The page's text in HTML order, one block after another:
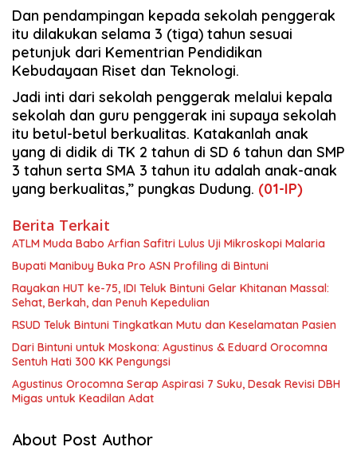
Dan pendampingan kepada sekolah penggerak
itu dilakukan selama 3 (tiga) tahun sesuai
petunjuk dari Kementrian Pendidikan
Kebudayaan Riset dan Teknologi.
Jadi inti dari sekolah penggerak melalui kepala
sekolah dan guru penggerak ini supaya sekolah
itu betul-betul berkualitas. Katakanlah anak
yang di didik di TK 2 tahun di SD 6 tahun dan SMP
3 tahun serta SMA 3 tahun itu adalah anak-anak
yang berkualitas,” pungkas Dudung. (01-IP)
Berita Terkait
ATLM Muda Babo Arfian Safitri Lulus Uji Mikroskopi Malaria
Bupati Manibuy Buka Pro ASN Profiling di Bintuni
Rayakan HUT ke-75, IDI Teluk Bintuni Gelar Khitanan Massal:
Sehat, Berkah, dan Penuh Kepedulian
RSUD Teluk Bintuni Tingkatkan Mutu dan Keselamatan Pasien
Dari Bintuni untuk Moskona: Agustinus & Eduard Orocomna
Sentuh Hati 300 KK Pengungsi
Agustinus Orocomna Serap Aspirasi 7 Suku, Desak Revisi DBH
Migas untuk Keadilan Adat
About Post Author